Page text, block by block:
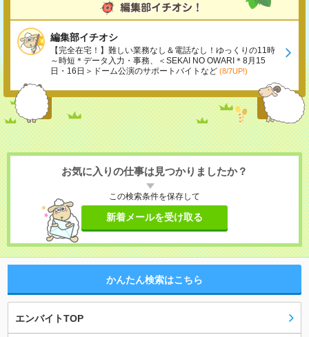
編集部イチオシ
【完全在宅！】難しい業務なし＆電話なし！ゆっくりの11時
～時短＊データ入力・事務、＜SEKAI NO OWARI＊8月15
日・16日＞ドーム公演のサポートバイトなど (8/7UP!)
お気に入りの仕事は見つかりましたか？
この検索条件を保存して
新着メールを受け取る
かんたん検索はこちら
エンバイトTOP